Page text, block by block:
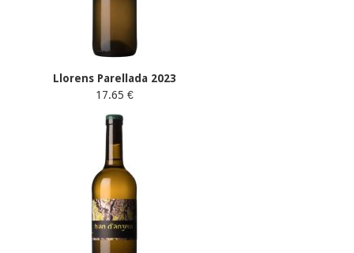
Llorens Parellada 2023
17.65 €